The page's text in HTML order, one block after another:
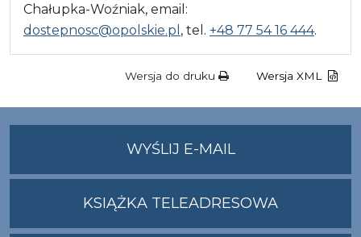
Chałupka-Woźniak, email:
dostepnosc@opolskie.pl , tel. +48 77 54 16 444.
Wersja do druku Wersja XML
WYŚLIJ E-MAILNA
ADRES
KSIĄŻKA TELEADRESOWA